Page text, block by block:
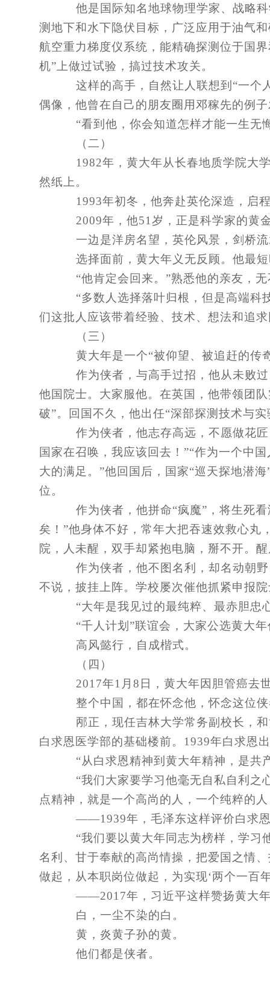
他是国际知名地球物理学家、战略科
测地下和水下隐伏目标，广泛应用于油气
航空重力梯度仪系统，能精确探测位于国
机”上做过试验，搞过技术攻关。
这样的高手，自然让人联想到“一个
偶像，他曾在自己的朋友圈用邓稼先的例
“看到他，你会知道怎样才能一生无
（二）
1982年，黄大年从长春地质学院大
然纸上。
1993年初冬，他奔赴英伦深造，启
2009年，他51岁，正是科学家的黄
一边是洋房名望，英伦风景，剑桥
选择面前，黄大年义无反顾。他最
“他肯定会回来。”熟悉他的亲友，无
“多数人选择落叶归根，但是高端科
们这批人应该带着经验、技术、想法和追
（三）
黄大年是一个“被仰望、被追赶的传
作为侠者，与高手过招，他从未败过
他国院士。大家服他。在英国，他带领团
破”。回国不久，他出任“深部探测技术与
作为侠者，他志存高远，不愿做花匠
国家在召唤，我应该回去！”“作为一个中
大的满足。”他回国后，国家“巡天探地潜
位。
作为侠者，他拼命“疯魔”，将生死看
矣！”他身体不好，常年大把吞速效救心丸
院，人未醒，双手却紧抱电脑，掰不开。
作为侠者，他不图名利，却名动朝
不说，披挂上阵。学校屡次催他抓紧申报
“大年是我见过的最纯粹、最赤胆忠
“千人计划”联谊会，大家公选黄大年
高风懿行，自成楷式。
（四）
2017年1月8日，黄大年因胆管癌去
整个中国，都在怀念他，怀念这位
邴正，现任吉林大学常务副校长，和
白求恩医学部的基础楼前。1939年白求恩
“从白求恩精神到黄大年精神，是共
“我们大家要学习他毫无自私自利之
点精神，就是一个高尚的人，一个纯粹的
——1939年，毛泽东这样评价白求
“我们要以黄大年同志为榜样，学习
名利、甘于奉献的高尚情操，把爱国之情
做起，从本职岗位做起，为实现‘两个一百
——2017年，习近平这样赞扬黄大
白，一尘不染的白。
黄，炎黄子孙的黄。
他们都是侠者。